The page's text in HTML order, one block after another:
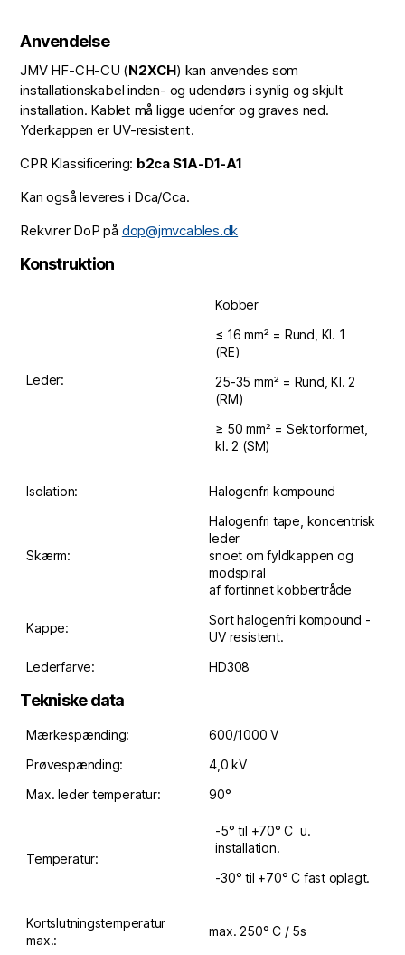
Anvendelse
JMV HF-CH-CU (N2XCH) kan anvendes som
installationskabel inden- og udendørs i synlig og skjult
installation. Kablet må ligge udenfor og graves ned.
Yderkappen er UV-resistent.
CPR Klassificering: b2ca S1A-D1-A1
Kan også leveres i Dca/Cca.
Rekvirer DoP på dop@jmvcables.dk
Konstruktion
Leder:
Kobber
≤ 16 mm² = Rund, Kl. 1
(RE)
25-35 mm² = Rund, Kl. 2
(RM)
≥ 50 mm² = Sektorformet,
kl. 2 (SM)
Isolation: Halogenfri kompound
Skærm:
Halogenfri tape, koncentrisk
leder
snoet om fyldkappen og
modspiral
af fortinnet kobbertråde
Kappe:
Sort halogenfri kompound -
UV resistent.
Lederfarve:
HD308
Tekniske data
Mærkespænding:
600/1000 V
Prøvespænding:
4,0 kV
Max. leder temperatur:
90°
Temperatur:
-5° til +70° C u.
installation.
-30° til +70° C fast oplagt.
Kortslutningstemperatur
max.:
max. 250° C / 5s